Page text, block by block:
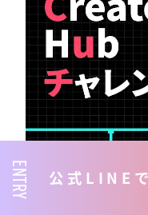
ENTRY 公式LINE